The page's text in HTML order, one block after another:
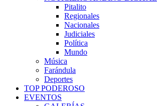
Pitalito
Regionales
Nacionales
Judiciales
Política
Mundo
Música
Farándula
Deportes
TOP PODEROSO
EVENTOS